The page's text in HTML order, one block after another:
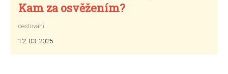
Kam za osvěžením?
cestování
12. 03. 2025